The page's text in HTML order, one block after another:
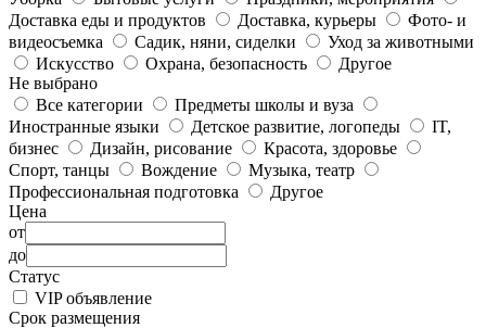
Доставка еды и продуктов
Доставка, курьеры
Фото- и
видеосъемка
Садик, няни, сиделки
Уход за животными
Искусство
Охрана, безопасность
Другое
Не выбрано
Все категории
Предметы школы и вуза
Иностранные языки
Детское развитие, логопеды
IT,
бизнес
Дизайн, рисование
Красота, здоровье
Спорт, танцы
Вождение
Музыка, театр
Профессиональная подготовка
Другое
Цена
от
до
Статус
VIP объявление
Срок размещения